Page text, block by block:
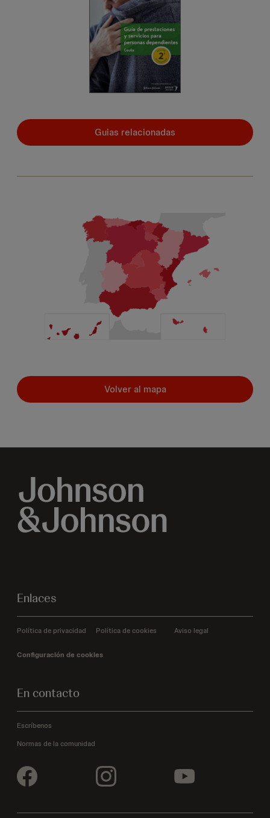
Volver al mapa
Guias relacionadas
Enlaces
Política de privacidad Política de cookies Aviso legal
Configuración de cookies
En contacto
Escríbenos
Normas de la comunidad